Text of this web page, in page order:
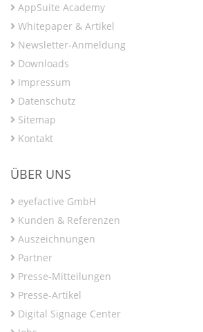
AppSuite Academy
Whitepaper & Artikel
Newsletter-Anmeldung
Downloads
Impressum
Datenschutz
Sitemap
Kontakt
ÜBER UNS
eyefactive GmbH
Kunden & Referenzen
Auszeichnungen
Partner
Presse-Mitteilungen
Presse-Artikel
Digital Signage Center